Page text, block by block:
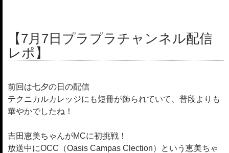
【7月7日プラプラチャンネル配信
レポ】
前回は七夕の日の配信
テクニカルカレッジにも短冊が飾られていて、普段よりも
華やかでしたね！
吉田恵美ちゃんがMCに初挑戦！
放送中にOCC（Oasis Campas Clection）という恵美ちゃ